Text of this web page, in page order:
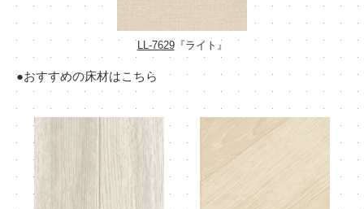
LL-7629『ライト』
●おすすめの床材はこちら